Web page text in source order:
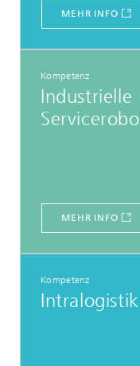
MEHR INFO
Kompetenz
MEHR INFO
Kompetenz